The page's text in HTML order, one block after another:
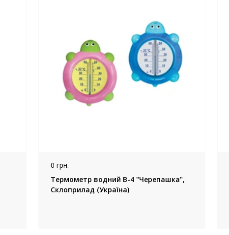
0 грн.
Термометр водний В-4 "Черепашка",
Склоприлад (Україна)